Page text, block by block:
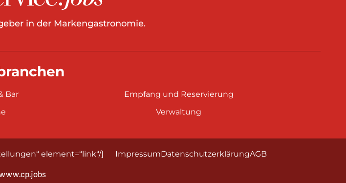
in der Markengastronomie.
Bar
Empfang und Reservierung
Verwaltung
element=“link“/] ImpressumDatenschutzerklärungAGB